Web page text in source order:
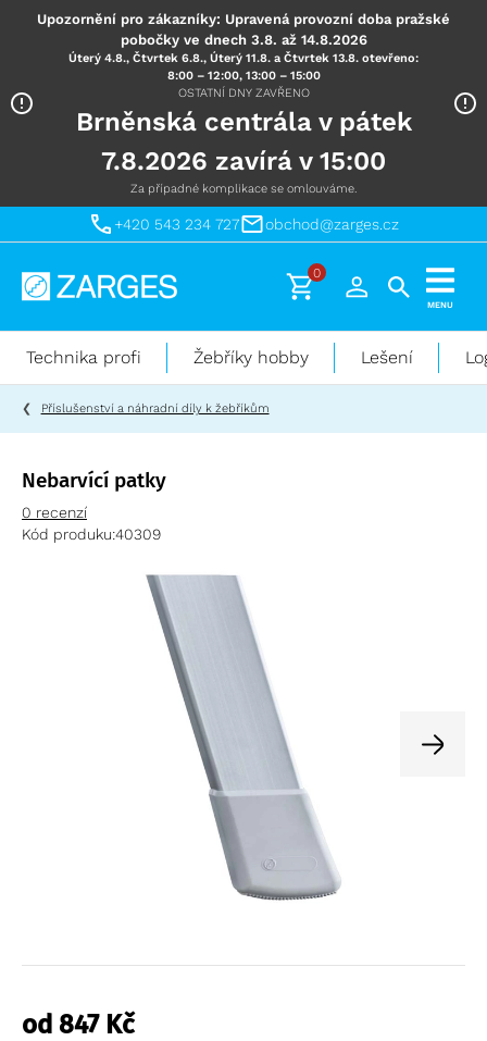
Upozornění pro zákazníky: Upravená provozní doba pražské
pobočky ve dnech 3.8. až 14.8.2026
Úterý 4.8., Čtvrtek 6.8., Úterý 11.8. a Čtvrtek 13.8. otevřeno:
8:00 – 12:00, 13:00 – 15:00
OSTATNÍ DNY ZAVŘENO
Brněnská centrála v pátek
7.8.2026 zavírá v 15:00
Za případné komplikace se omlouváme.
+420 543 234 727 obchod@zarges.cz
Technika
práci
výškách
0
MENU
Technika profi Žebříky hobby Lešení
Příslušenství a náhradní díly k žebříkům
Nebarvící patky
0 recenzí
Kód produku:40309
od 847 Kč